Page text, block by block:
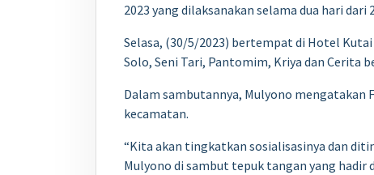
2023 yang dilaksanakan selama dua hari dari
Selasa, (30/5/2023) bertempat di Hotel
Solo, Seni Tari, Pantomim, Kriya dan Cerita
Dalam sambutannya, Mulyono mengatakan
kecamatan.
“Kita akan tingkatkan sosialisasinya dan
Mulyono di sambut tepuk tangan yang hadir